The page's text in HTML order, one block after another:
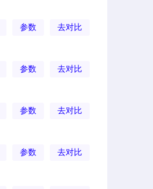
参数 去对比
参数 去对比
参数 去对比
参数 去对比